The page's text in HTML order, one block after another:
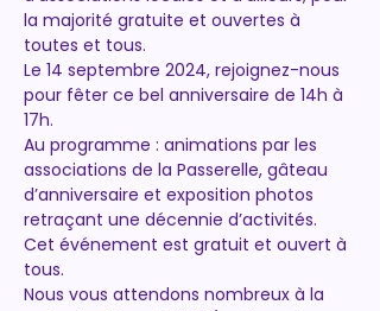
la majorité gratuite et ouvertes à
toutes et tous.
Le 14 septembre 2024, rejoignez-nous
pour fêter ce bel anniversaire de 14h à
17h.
Au programme : animations par les
associations de la Passerelle, gâteau
d’anniversaire et exposition photos
retraçant une décennie d’activités.
Cet événement est gratuit et ouvert à
tous.
Nous vous attendons nombreux à la